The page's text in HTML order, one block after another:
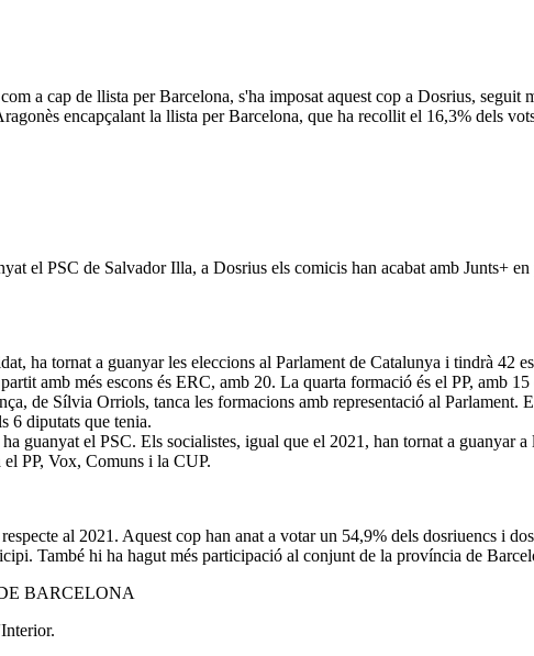
a cap de llista per Barcelona, s'ha imposat aquest cop a Dosrius,
encapçalant la llista per Barcelona, que ha recollit el 16,3% dels
el PSC de Salvador Illa, a Dosrius els comicis han acabat amb Junts+
ha tornat a guanyar les eleccions al Parlament de Catalunya i tindrà 42
amb més escons és ERC, amb 20. La quarta formació és el PP, amb
de Sílvia Orriols, tanca les formacions amb representació al
6 diputats que tenia.
guanyat el PSC. Els socialistes, igual que el 2021, han tornat a guanyar
PP, Vox, Comuns i la CUP.
al 2021. Aquest cop han anat a votar un 54,9% dels dosriuencs i
També hi ha hagut més participació al conjunt de la província de
BARCELONA